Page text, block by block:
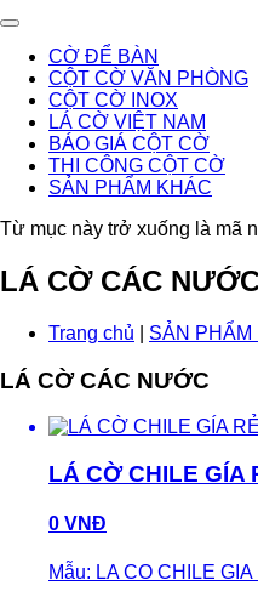
CỜ ĐỂ BÀN
CỘT CỜ VĂN PHÒNG
CỘT CỜ INOX
LÁ CỜ VIỆT NAM
BÁO GIÁ CỘT CỜ
THI CÔNG CỘT CỜ
SẢN PHẨM KHÁC
Từ mục này trở xuống là mã
LÁ CỜ CÁC
Trang chủ SẢN PHẨM
LÁ CỜ CÁC NƯỚC
LÁ CỜ CHILE GÍA
0 VNĐ
Mẫu: LA CO CHILE